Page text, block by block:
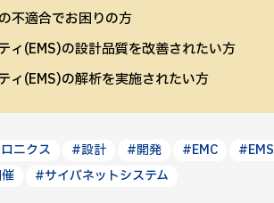
不適合でお困りの方
ィ(EMS)の設計品質を改善されたい方
ィ(EMS)の解析を実施されたい方
ニクス #設計 #開発 #EMC #EMS
#サイバネットシステム